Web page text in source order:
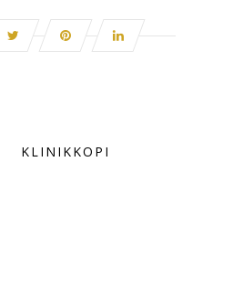
KLINIKKOPI